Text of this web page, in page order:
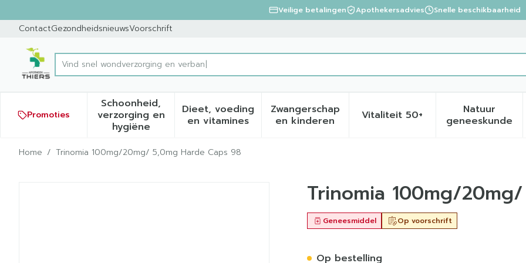
Veilige betalingen Apothekersadvies Snelle beschikbaarheid
ContactGezondheidsnieuwsVoorschrift
Product, merk, categorie...
Vind snel wo
Promoties
Schoonheid,
verzorging en
hygiëneToon submenu voor Schoonheid, verzorging en hygiëne categorie
Dieet, voeding
en vitamines
Toon submenu voor Dieet, voeding en vitamines categorie
Zwangerschap
en kinderenToon submenu voor Zwangerschap en
Vitaliteit 50+Toon submenu voor
Natuur
geneeskunde
Toon
Home / Trinomia 100mg/20mg/ 5,0mg Harde Caps 98
Trinomia 100mg/20mg/ 5,0mg Harde Caps 98
Trinomia 100mg/
Op voorschrift
Geneesmiddel
Op bestelling